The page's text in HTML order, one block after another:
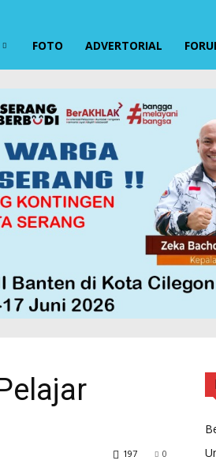
FOTO ADVERTORIAL
0
197